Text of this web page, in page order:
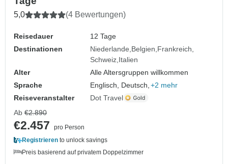
5,0 (4 Bewertungen)
Reisedauer
12 Tage
Destinationen
Niederlande Belgien Frankreich
Schweiz Italien
Alter
Alle Altersgruppen willkommen
Sprache
Englisch, Deutsch, +2 mehr
Reiseveranstalter
Dot Travel
Ab €2.890
€2.457
pro Person
Registrieren to unlock savings
Preis basierend auf privatem Doppelzimmer